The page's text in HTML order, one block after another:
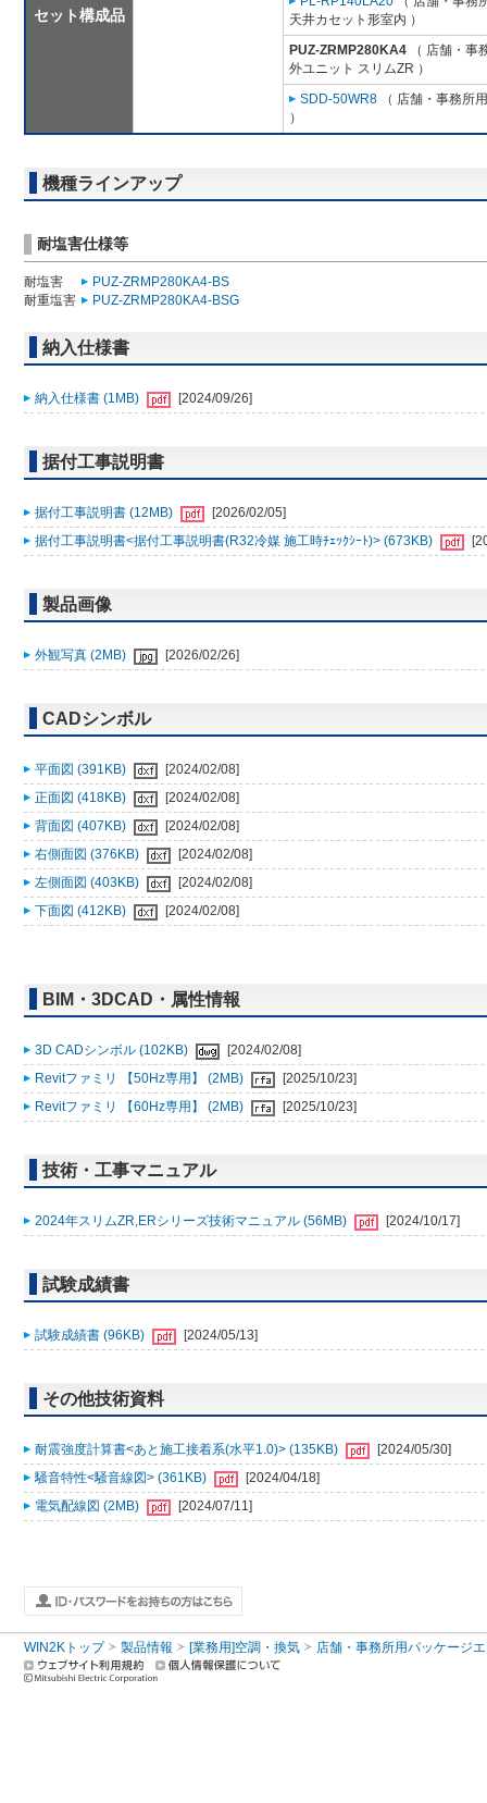
セット構成品
天井カセット形室内 ）
PUZ-ZRMP280KA4 （ 店舗・事
外ユニット スリムZR ）
SDD-50WR8 （ 店舗・事務所
）
機種ラインアップ
耐塩害仕様等
耐塩害
PUZ-ZRMP280KA4-BS
耐重塩害
PUZ-ZRMP280KA4-BSG
納入仕様書
納入仕様書 (1MB) [2024/09/26]
据付工事説明書
据付工事説明書 (12MB)
[2026/02/05]
据付工事説明書<据付工事説明書(R32冷媒 施工時ﾁｪｯｸｼｰﾄ)> (673KB)
製品画像
外観写真 (2MB) [2026/02/26]
CADシンボル
平面図 (391KB)
[2024/02/08]
正面図 (418KB)
[2024/02/08]
背面図 (407KB)
[2024/02/08]
右側面図 (376KB)
[2024/02/08]
左側面図 (403KB)
[2024/02/08]
下面図 (412KB)
[2024/02/08]
BIM・3DCAD・属性情報
3D CADシンボル (102KB)
[2024/02/08]
Revitファミリ 【50Hz専用】 (2MB)
[2025/10/23]
Revitファミリ 【60Hz専用】 (2MB)
[2025/10/23]
技術・工事マニュアル
2024年スリムZR,ERシリーズ技術マニュアル (56MB) [2024/10/17]
試験成績書
試験成績書 (96KB) [2024/05/13]
その他技術資料
耐震強度計算書<あと施工接着系(水平1.0)> (135KB)
[2024/05/30]
騒音特性<騒音線図> (361KB)
[2024/04/18]
電気配線図 (2MB)
[2024/07/11]
WIN2Kトップ 製品情報 [業務用]空調・換気 店舗・事務所用パッケージ